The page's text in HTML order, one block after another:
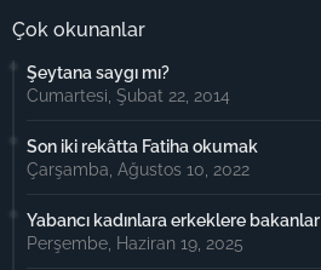
Çok okunanlar
Şeytana saygı mı?
Cumartesi, Şubat 22, 2014
Son iki rekâtta Fatiha okumak
Çarşamba, Ağustos 10, 2022
Yabancı kadınlara erkeklere bakanlar
Perşembe, Haziran 19, 2025